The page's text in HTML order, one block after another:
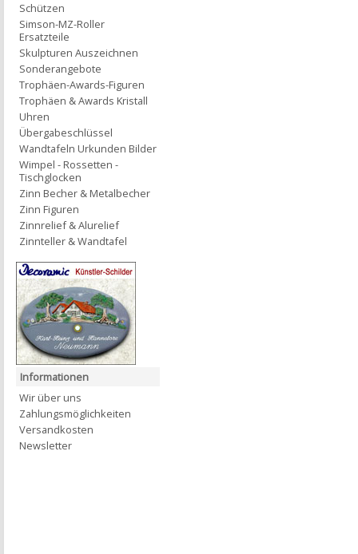
Schützen
Simson-MZ-Roller
Ersatzteile
Skulpturen Auszeichnen
Sonderangebote
Trophäen-Awards-Figuren
Trophäen & Awards Kristall
Uhren
Übergabeschlüssel
Wandtafeln Urkunden Bilder
Wimpel - Rossetten -
Tischglocken
Zinn Becher & Metalbecher
Zinn Figuren
Zinnrelief & Alurelief
Zinnteller & Wandtafel
Informationen
Wir über uns
Zahlungsmöglichkeiten
Versandkosten
Newsletter